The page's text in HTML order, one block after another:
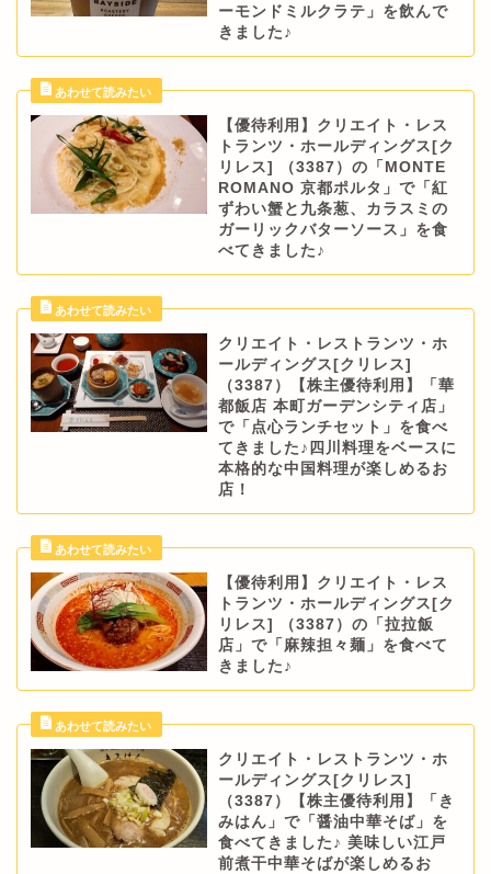
ーモンドミルクラテ」を飲んで
きました♪
【優待利用】クリエイト・レス
トランツ・ホールディングス[ク
リレス] （3387）の「MONTE
ROMANO 京都ポルタ」で「紅
ずわい蟹と九条葱、カラスミの
ガーリックバターソース」を食
べてきました♪
クリエイト・レストランツ・ホ
ールディングス[クリレス]
（3387）【株主優待利用】「華
都飯店 本町ガーデンシティ店」
で「点心ランチセット」を食べ
てきました♪四川料理をベースに
本格的な中国料理が楽しめるお
店！
【優待利用】クリエイト・レス
トランツ・ホールディングス[ク
リレス] （3387）の「拉拉飯
店」で「麻辣担々麺」を食べて
きました♪
クリエイト・レストランツ・ホ
ールディングス[クリレス]
（3387）【株主優待利用】「き
みはん」で「醤油中華そば」を
食べてきました♪ 美味しい江戸
前煮干中華そばが楽しめるお